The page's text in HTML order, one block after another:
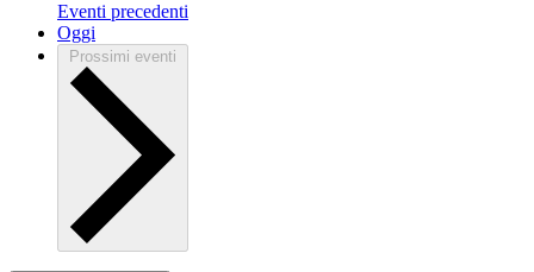
Eventi precedenti
Oggi
Prossimi eventi